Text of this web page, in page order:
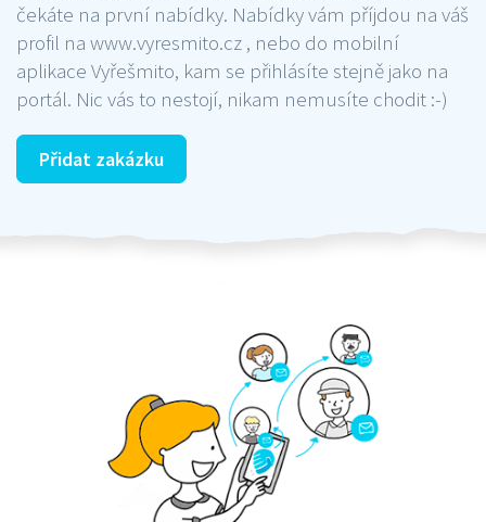
čekáte na první nabídky. Nabídky vám příjdou na váš
profil na www.vyresmito.cz , nebo do mobilní
aplikace Vyřešmito, kam se přihlásíte stejně jako na
portál. Nic vás to nestojí, nikam nemusíte chodit :-)
Přidat zakázku